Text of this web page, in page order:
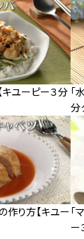
キユーピー３分 「
分
作り方【キユー 「
ー